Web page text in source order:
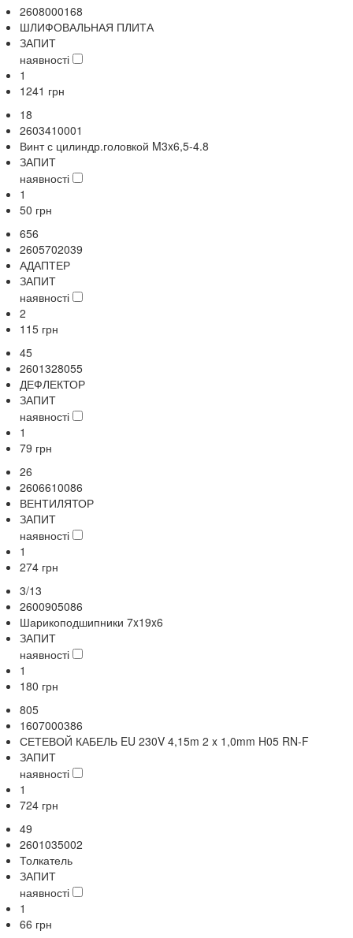
2608000168
ШЛИФОВАЛЬНАЯ ПЛИТА
ЗАПИТ
наявності
1
1241 грн
18
2603410001
Винт с цилиндр.головкой M3x6,5-4.8
ЗАПИТ
наявності
1
50 грн
656
2605702039
АДАПТЕР
ЗАПИТ
наявності
2
115 грн
45
2601328055
ДЕФЛЕКТОР
ЗАПИТ
наявності
1
79 грн
26
2606610086
ВЕНТИЛЯТОР
ЗАПИТ
наявності
1
274 грн
3/13
2600905086
Шарикоподшипники 7x19x6
ЗАПИТ
наявності
1
180 грн
805
1607000386
СЕТЕВОЙ КАБЕЛЬ EU 230V 4,15m 2 x 1,0mm H05 RN-F
ЗАПИТ
наявності
1
724 грн
49
2601035002
Толкатель
ЗАПИТ
наявності
1
66 грн